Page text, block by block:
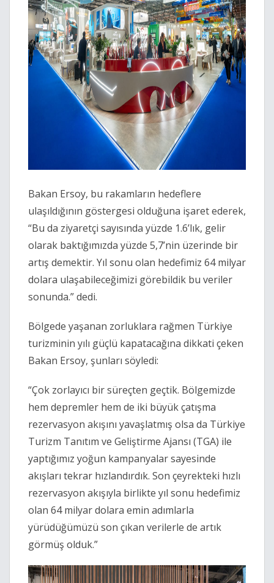
Bakan Ersoy, bu rakamların hedeflere
ulaşıldığının göstergesi olduğuna işaret ederek,
“Bu da ziyaretçi sayısında yüzde 1.6’lık, gelir
olarak baktığımızda yüzde 5,7’nin üzerinde bir
artış demektir. Yıl sonu olan hedefimiz 64 milyar
dolara ulaşabileceğimizi görebildik bu veriler
sonunda.” dedi.
Bölgede yaşanan zorluklara rağmen Türkiye
turizminin yılı güçlü kapatacağına dikkati çeken
Bakan Ersoy, şunları söyledi:
“Çok zorlayıcı bir süreçten geçtik. Bölgemizde
hem depremler hem de iki büyük çatışma
rezervasyon akışını yavaşlatmış olsa da Türkiye
Turizm Tanıtım ve Geliştirme Ajansı (TGA) ile
yaptığımız yoğun kampanyalar sayesinde
akışları tekrar hızlandırdık. Son çeyrekteki hızlı
rezervasyon akışıyla birlikte yıl sonu hedefimiz
olan 64 milyar dolara emin adımlarla
yürüdüğümüzü son çıkan verilerle de artık
görmüş olduk.”